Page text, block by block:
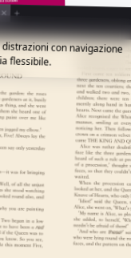
con navigazione
flessibile.